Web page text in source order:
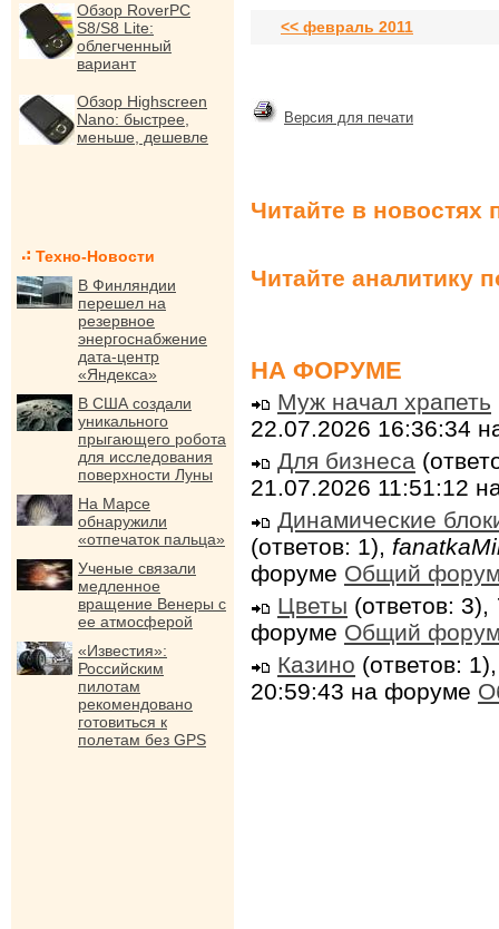
Обзор RoverPC
S8/S8 Lite:
облегченный
вариант
Обзор Highscreen
Nano: быстрее,
меньше, дешевле
Техно-Новости
В Финляндии
перешел на
резервное
энергоснабжение
дата-центр
«Яндекса»
В США создали
уникального
прыгающего робота
для исследования
поверхности Луны
На Марсе
обнаружили
«отпечаток пальца»
Ученые связали
медленное
вращение Венеры с
ее атмосферой
«Известия»:
Российским
пилотам
рекомендовано
готовиться к
полетам без GPS
<< февраль 2011
Версия для печати
Читайте в новостях
Читайте аналитику
НА ФОРУМЕ
Муж начал храпеть
22.07.2026 16:36:34
Для бизнеса
21.07.2026 11:51:12
Динамические
(ответов: 1),
форуме Общий
Цветы (ответов: 3),
форуме Общий
Казино (ответов:
20:59:43 на форуме